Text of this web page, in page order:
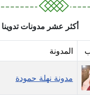
مدونة خالد العامري
معلق
خالد دومه
عاملة
خالد صالح
أكثر عشر مدونات تدوينا
المدونة
مدونة نهلة حمودة